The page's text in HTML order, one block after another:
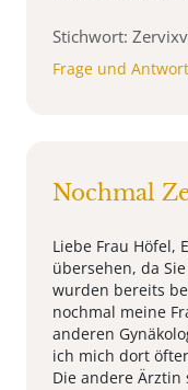
Stichwort:
Frage und
Nochmal
Liebe Frau Höfel,
übersehen, da
wurden bereits
nochmal meine
anderen
ich mich dort
Die andere Ärztin